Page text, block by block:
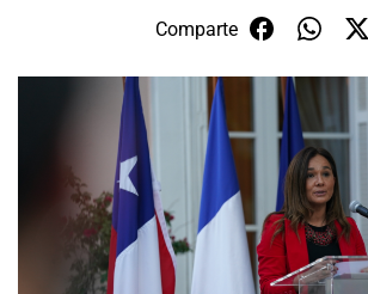
Embajadas y consulados
Servicios ciudadanos
Subsecretaría de Relaciones Económicas
Internacionales
Sala de prensa
Comparte